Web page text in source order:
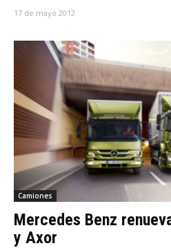
17 de mayo 2012
Camiones
Mercedes Benz
y Axor